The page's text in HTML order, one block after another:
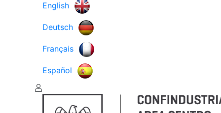
English
Deutsch
Français
Español